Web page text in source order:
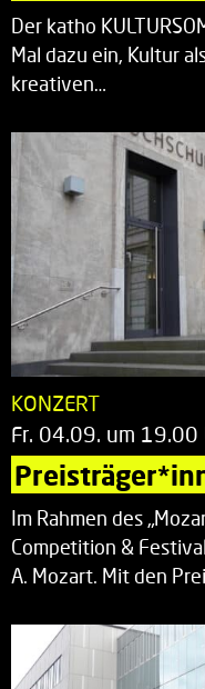
Der katho
Mal dazu ein, Kultur
kreativen…
KONZERT
Fr. 04.09. um 19.00
Im Rahmen des
Competition &
A. Mozart. Mit den